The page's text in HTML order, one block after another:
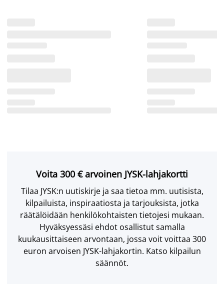
Voita 300 € arvoinen JYSK-lahjakortti
Tilaa JYSK:n uutiskirje ja saa tietoa mm. uutisista,
kilpailuista, inspiraatiosta ja tarjouksista, jotka
räätälöidään henkilökohtaisten tietojesi mukaan.
Hyväksyessäsi ehdot osallistut samalla
kuukausittaiseen arvontaan, jossa voit voittaa 300
euron arvoisen JYSK-lahjakortin. Katso kilpailun
säännöt.